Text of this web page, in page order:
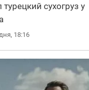
сухогруз у
18:16